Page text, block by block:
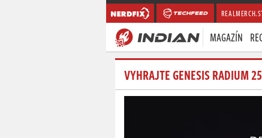
MAGAZÍN
VYHRAJTE GENESIS RADIUM